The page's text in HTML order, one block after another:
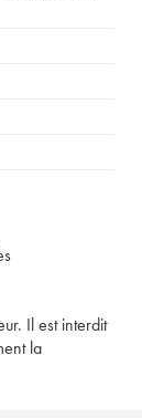
Il est interdit
la